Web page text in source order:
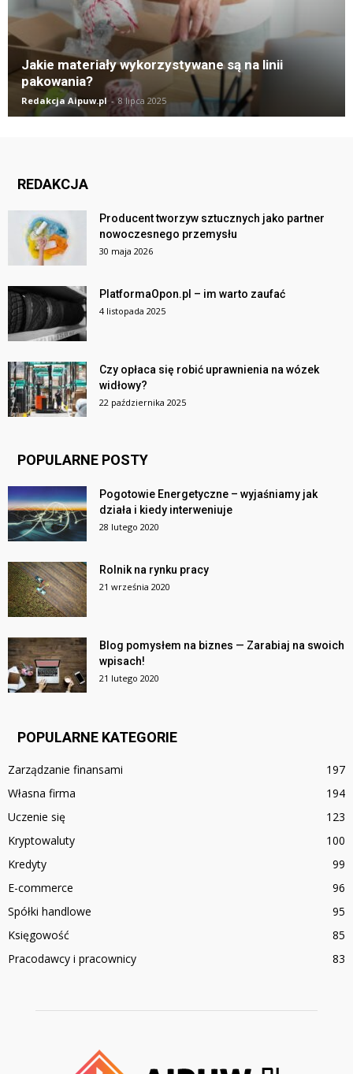
Jakie materiały wykorzystywane są na linii
pakowania?
Redakcja Aipuw.pl - 8 lipca 2025
REDAKCJA
Producent tworzyw sztucznych jako partner
nowoczesnego przemysłu
30 maja 2026
PlatformaOpon.pl – im warto zaufać
4 listopada 2025
Czy opłaca się robić uprawnienia na wózek
widłowy?
22 października 2025
POPULARNE POSTY
Pogotowie Energetyczne – wyjaśniamy jak
działa i kiedy interweniuje
28 lutego 2020
Rolnik na rynku pracy
21 września 2020
Blog pomysłem na biznes — Zarabiaj na swoich
wpisach!
21 lutego 2020
POPULARNE KATEGORIE
Zarządzanie finansami
197
Własna firma
194
Uczenie się
123
Kryptowaluty
100
Kredyty
99
E-commerce
96
Spółki handlowe
95
Księgowość
85
Pracodawcy i pracownicy
83